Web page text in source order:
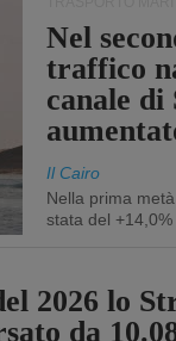
Nel
traffico
canale di
Il Cairo
Nella prima
stata del +14,0%
2026 lo
da